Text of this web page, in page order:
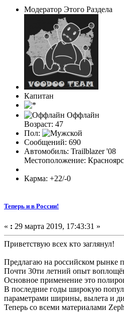
Модератор Этого Раздела
Капитан
Оффлайн
Возраст: 47
Пол:
Сообщений: 690
Автомобиль: Trailblazer '08
Местоположение:
Карма: +22/-0
Теперь и в России!
« : 29 марта 2019, 17:43:31 »
Приветствую всех кто заглянул!
Предлагаю на российском рынке
Почти 30ти летний опыт
Основное применение это
В последние годы широкую
параметрами ширины, вылета и
Теперь со всеми материалами